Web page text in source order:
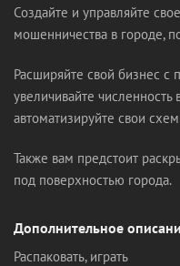
Создайте и управляйте
мошенничества в городе,
Расширяйте свой бизнес
увеличивайте
автоматизируйте свои
Также вам предстоит
под поверхностью города.
Дополнительное
Распаковать, играть